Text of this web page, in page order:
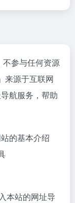
参与任何资源
来源于互联网
航服务，帮助
的基本介绍
本站的网址导